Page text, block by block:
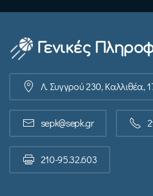
Γενικές
Λ. Συγγρού 230, Καλλιθέα,
sepk@sepk.gr
210-95.32.603